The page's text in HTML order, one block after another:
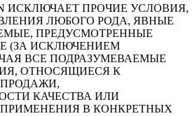
ИСКЛЮЧАЕТ ПРОЧИЕ УСЛОВИЯ,
ЛЮБОГО РОДА, ЯВНЫЕ
ПРЕДУСМОТРЕННЫЕ
(ЗА ИСКЛЮЧЕНИЕМ
ВСЕ ПОДРАЗУМЕВАЕМЫЕ
ОТНОСЯЩИЕСЯ К
КАЧЕСТВА ИЛИ
В КОНКРЕТНЫХ